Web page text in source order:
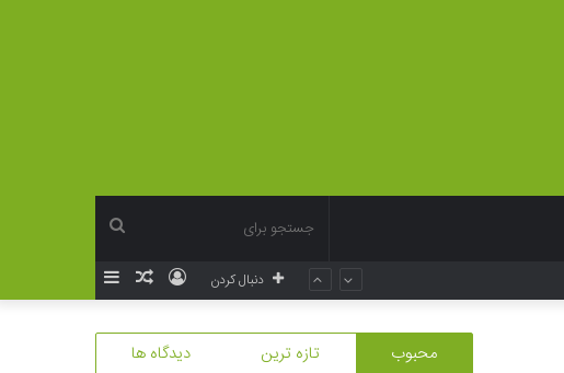
براینوشته
ورود دنبال کردن
محبوب تازه ترین دیدگاه ها